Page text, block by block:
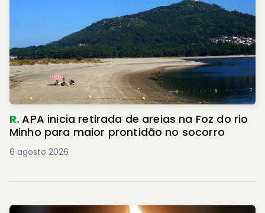
R.APA inicia retirada de areias na Foz do rio
Minho para maior prontidão no socorro
6 agosto 2026